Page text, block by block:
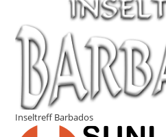
Inseltreff Barbados